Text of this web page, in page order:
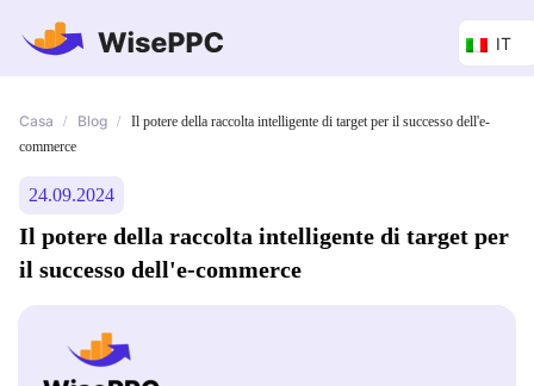
IT
Casa / Blog /
Il potere della raccolta intelligente di target per il successo dell'e-
commerce
24.09.2024
Il potere della raccolta intelligente di target per
il successo dell'e-commerce